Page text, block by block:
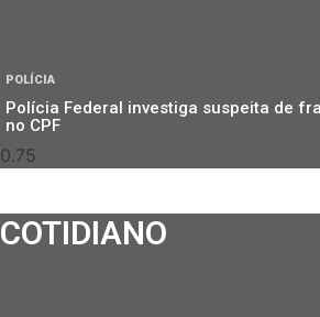
POLÍCIA
Polícia Federal investiga suspeita de
no CPF
COTIDIANO